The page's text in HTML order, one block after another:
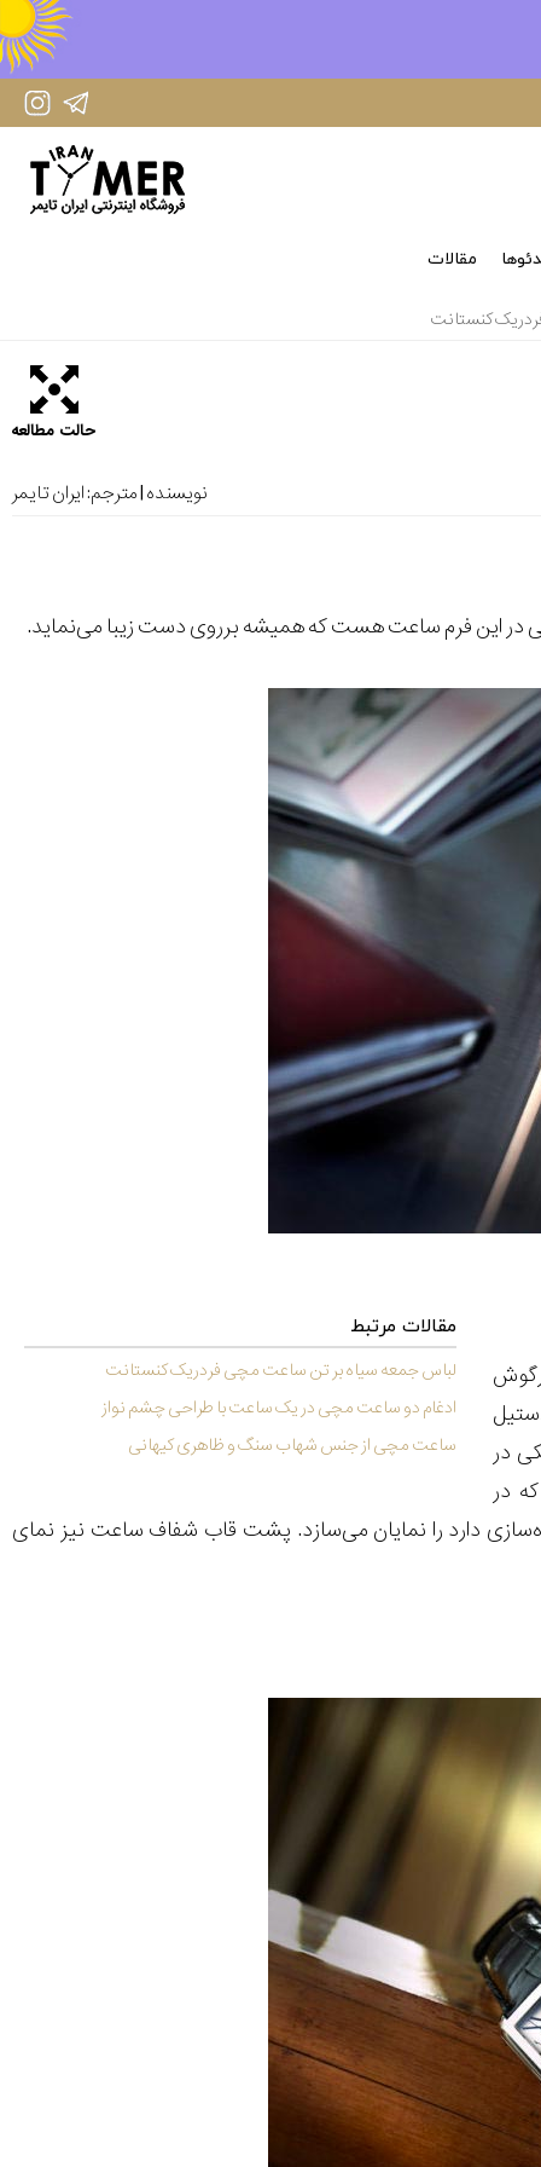
IranTimer Instagram Page
مقالات
کنستانت
حالت مطالعه
نویسنده | مترجم:ایران تایمر
در این فرم ساعت هست که همیشه برروی دست زیبا می‌نماید.
مقالات مرتبط
لباس جمعه سیاه بر تن ساعت مچی فردریک کنستانت
ادغام دو ساعت مچی در یک ساعت با طراحی چشم نواز
ساعت مچی از جنس شهاب سنگ و ظاهری کیهانی
استیل
در
در
دارد را نمایان می‌سازد. پشت قاب شفاف ساعت نیز نمای